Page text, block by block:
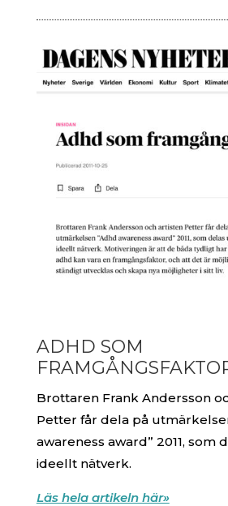
ADHD SOM
Brottaren Frank Andersson
Petter får dela på
awareness award” 2011, som
ideellt nätverk.
Läs hela artikeln här»